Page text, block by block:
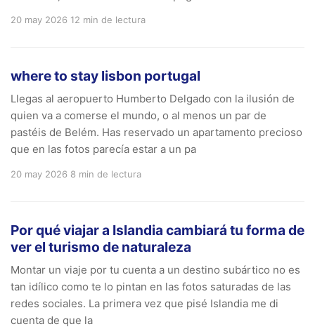
20 may 2026 12 min de lectura
where to stay lisbon portugal
Llegas al aeropuerto Humberto Delgado con la ilusión de
quien va a comerse el mundo, o al menos un par de
pastéis de Belém. Has reservado un apartamento precioso
que en las fotos parecía estar a un pa
20 may 2026 8 min de lectura
Por qué viajar a Islandia cambiará tu forma de
ver el turismo de naturaleza
Montar un viaje por tu cuenta a un destino subártico no es
tan idílico como te lo pintan en las fotos saturadas de las
redes sociales. La primera vez que pisé Islandia me di
cuenta de que la